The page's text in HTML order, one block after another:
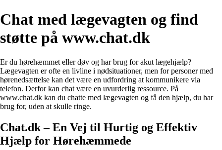
Chat med lægevagten og find
støtte på www.chat.dk
Er du hørehæmmet eller døv og har brug for akut lægehjælp?
Lægevagten er ofte en livline i nødsituationer, men for personer med
hørenedsættelse kan det være en udfordring at kommunikere via
telefon. Derfor kan chat være en uvurderlig ressource. På
www.chat.dk kan du chatte med lægevagten og få den hjælp, du har
brug for, uden at skulle ringe.
Chat.dk – En Vej til Hurtig og Effektiv
Hjælp for Hørehæmmede